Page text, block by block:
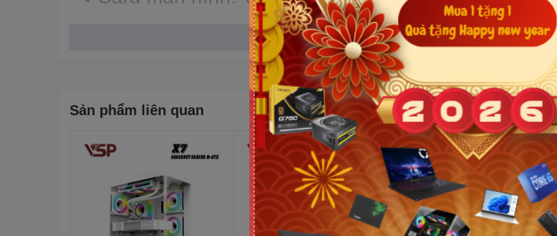
Kích thước màn hình: 14.0inch Full HD
Hệ điều hành: Windows 11 Home
Xem thêm
Sản phẩm liên quan